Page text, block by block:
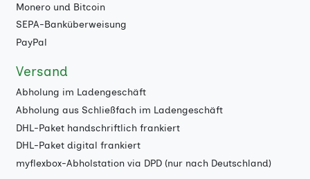
Monero und Bitcoin
SEPA-Banküberweisung
PayPal
Versand
Abholung im Ladengeschäft
Abholung aus Schließfach im Ladengeschäft
DHL-Paket handschriftlich frankiert
DHL-Paket digital frankiert
myflexbox-Abholstation via DPD (nur nach Deutschland)